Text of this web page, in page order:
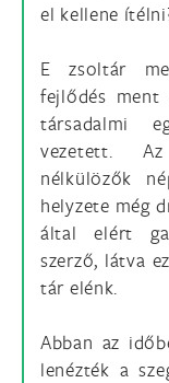
el kellene
E zsoltár
fejlődés ment
társadalmi
vezetett. Az
nélkülözők
helyzete még
által elért
szerző, látva
tár elénk.
Abban az
lenézték a